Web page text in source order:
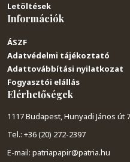
Letöltések
Információk
ÁSZF
Adatvédelmi tájékoztató
Adattovábbítási nyilatkozat
Fogyasztói elállás
Elérhetőségek
1117 Budapest, Hunyadi János út
Tel.: +36 (20) 272-2397
E-mail: patriapapir@patria.hu